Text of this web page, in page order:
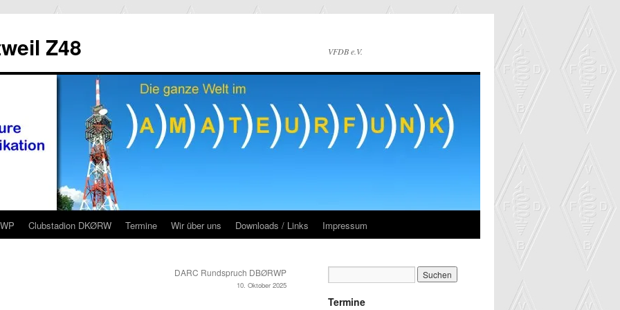
Z48 VFDB e.V.
Clubstadion DKØRW Termine Wir über uns Downloads / Links Impressum
DARC Rundspruch DBØRWP
10. Oktober 2025
Termine